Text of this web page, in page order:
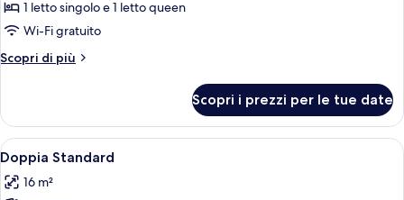
Tripla
Basic
1 letto singolo e 1 letto queen
Wi-Fi gratuito
Scopri di più
Altri
Basic
Scopri i prezzi per le tue date
Apri
tutte
le
Un letto ben rifatto in una stanza
5
Doppia Standard
16 m²